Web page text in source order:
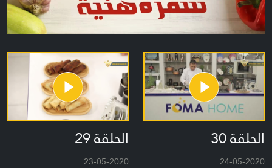
الحلقة 30
24-05-2020
الحلقة 29
23-05-2020